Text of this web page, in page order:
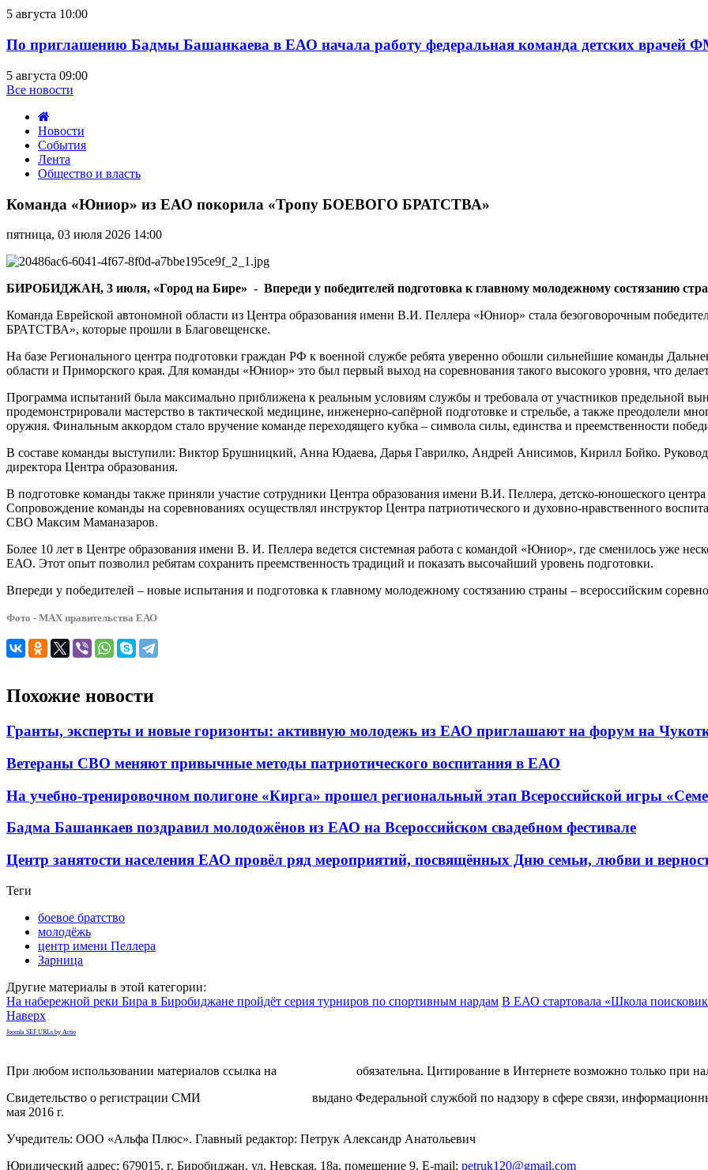
5 августа 10:00
По приглашению Бадмы Башанкаева в ЕАО начала работу федеральная команда детских врачей
5 августа 09:00
Все новости
Новости
События
Лента
Общество и власть
«Юниор»
ЕАО
покорила
«Тропу
БРАТСТВА»
Команда «Юниор» из ЕАО покорила «Тропу БОЕВОГО БРАТСТВА»
пятница, 03 июля 2026 14:00
БИРОБИДЖАН, 3 июля, «Город на Бире» - Впереди у победителей подготовка к главному молодежному состязанию
Команда Еврейской автономной области из Центра образования имени В.И. Пеллера «Юниор» стала безоговорочным
БРАТСТВА», которые прошли в Благовещенске.
На базе Регионального центра подготовки граждан РФ к военной службе ребята уверенно обошли сильнейшие команды
области и Приморского края. Для команды «Юниор» это был первый выход на соревнования такого высокого уровня, что
Программа испытаний была максимально приближена к реальным условиям службы и требовала от участников предельной
продемонстрировали мастерство в тактической медицине, инженерно-сапёрной подготовке и стрельбе, а также преодолели
оружия. Финальным аккордом стало вручение команде переходящего кубка – символа силы, единства и преемственности
В составе команды выступили: Виктор Брушницкий, Анна Юдаева, Дарья Гаврилко, Андрей Анисимов, Кирилл Бойко.
директора Центра образования.
В подготовке команды также приняли участие сотрудники Центра образования имени В.И. Пеллера, детско-юношеского
Сопровождение команды на соревнованиях осуществлял инструктор Центра патриотического и духовно-нравственного
СВО Максим Маманазаров.
Более 10 лет в Центре образования имени В. И. Пеллера ведется системная работа с командой «Юниор», где сменилось уже
ЕАО. Этот опыт позволил ребятам сохранить преемственность традиций и показать высочайший уровень подготовки.
Впереди у победителей – новые испытания и подготовка к главному молодежному состязанию страны – всероссийским
Фото - МАХ правительства ЕАО
Похожие новости
Гранты, эксперты и новые горизонты: активную молодежь из ЕАО приглашают на форум на
Ветераны СВО меняют привычные методы патриотического воспитания в ЕАО
На учебно-тренировочном полигоне «Кирга» прошел региональный этап Всероссийской игры
Бадма Башанкаев поздравил молодожёнов из ЕАО на Всероссийском свадебном фестивале
Центр занятости населения ЕАО провёл ряд мероприятий, посвящённых Дню семьи, любви и
Теги
боевое братство
молодёжь
центр имени Пеллера
Зарница
Другие материалы в этой категории:
На набережной реки Бира в Биробиджане пройдёт серия турниров по спортивным нардам В ЕАО стартовала «Школа
Наверх
Joomla SEF URLs by Artio
При любом использовании материалов ссылка на
обязательна. Цитирование в Интернете возможно только при
Свидетельство о регистрации СМИ
выдано Федеральной службой по надзору в сфере связи,
мая 2016 г.
Учредитель: ООО «Альфа Плюс». Главный редактор: Петрук Александр Анатольевич
Юридический адрес: 679015, г. Биробиджан, ул. Невская, 18а, помещение 9. E-mail: petruk120@gmail.com